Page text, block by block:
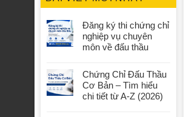
Đăng ký thi chứng chỉ
nghiệp vụ chuyên
môn về đấu thầu
Chứng Chỉ Đấu Thầu
Cơ Bản – Tìm hiểu
chi tiết từ A-Z (2026)